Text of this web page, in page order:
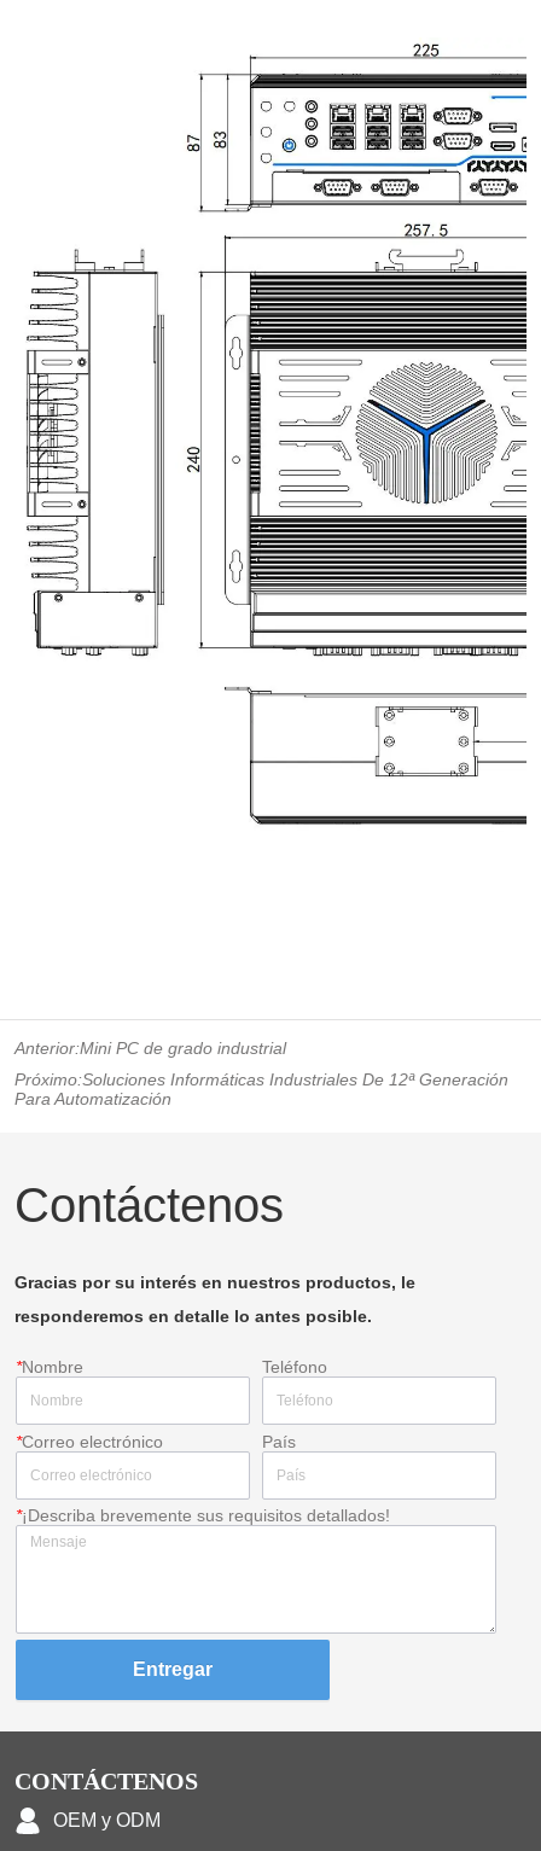
Anterior:Mini PC de grado industrial
Próximo:Soluciones Informáticas Industriales De 12ª Generación
Para Automatización
Contáctenos
Gracias por su interés en nuestros productos, le
responderemos en detalle lo antes posible.
*Nombre Teléfono
*Correo electrónico País
*¡Describa brevemente sus requisitos detallados!
Entregar
CONTÁCTENOS
OEM y ODM